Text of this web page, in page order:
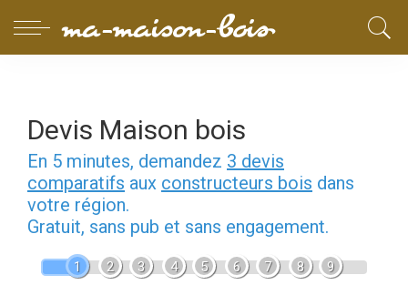
Devis Maison bois
En 5 minutes, demandez 3 devis
comparatifs aux constructeurs bois dans
votre région.
Gratuit, sans pub et sans engagement.
1 2 3 4 5 6 7 8 9